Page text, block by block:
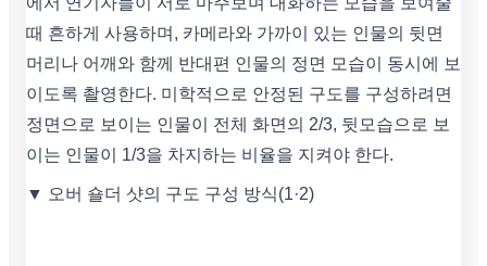
때 흔하게 사용하며, 카메라와 가까이 있는 인물의 뒷면
머리나 어깨와 함께 반대편 인물의 정면 모습이 동시에 보
이도록 촬영한다. 미학적으로 안정된 구도를 구성하려면
정면으로 보이는 인물이 전체 화면의 2/3, 뒷모습으로 보
이는 인물이 1/3을 차지하는 비율을 지켜야 한다.
▼ 오버 숄더 샷의 구도 구성 방식(1·2)